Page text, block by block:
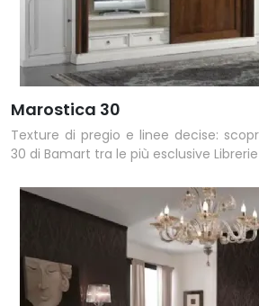
Marostica 30
Texture di pregio e linee decise:
30 di Bamart tra le più esclusive